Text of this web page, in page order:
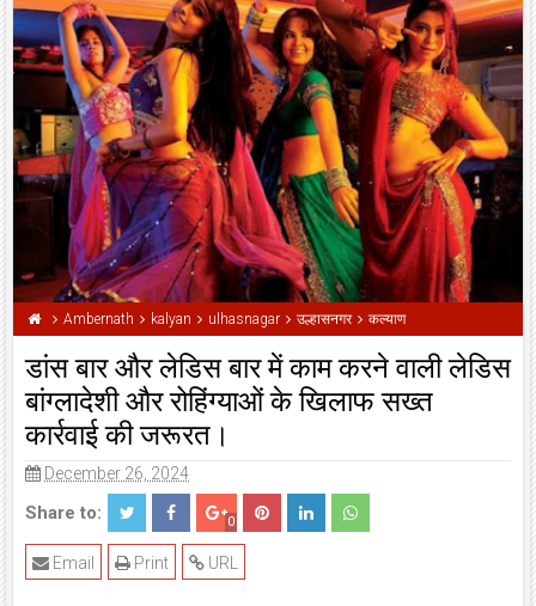
06 Aug
Ambernath kalyan ulhasnagar उल्हासनगर कल्याण
डांस बार और लेडिस बार में काम करने वाली लेडिस
बांग्लादेशी और रोहिंग्याओं के खिलाफ सख्त
कार्रवाई की जरूरत।
December 26, 2024
Share to: 0
URL
Print
Email